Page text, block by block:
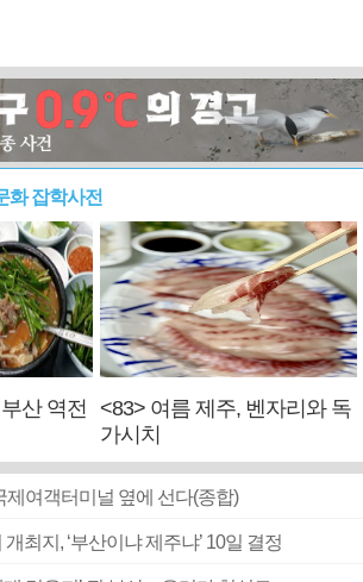
화 잡학사전
산 역전
<83> 여름 제주, 벤자리와 독
가시치
제여객터미널 옆에 선다(종합)
최지, ‘부산이냐 제주냐’ 10일 결정